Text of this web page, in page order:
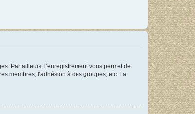
Par ailleurs, l’enregistrement vous permet de
membres, l’adhésion à des groupes, etc. La